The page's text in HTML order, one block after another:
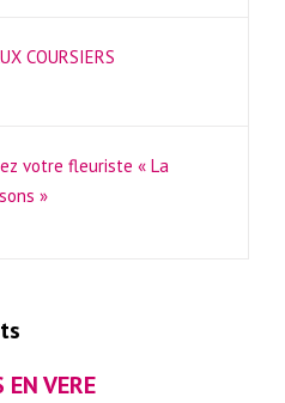
COURSIERS
votre fleuriste « La
»
EN VERE